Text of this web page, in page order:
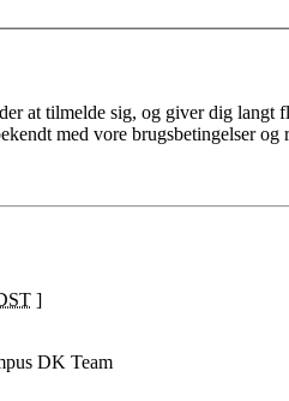
at tilmelde sig, og giver dig
med vore brugsbetingelser
]
DK Team